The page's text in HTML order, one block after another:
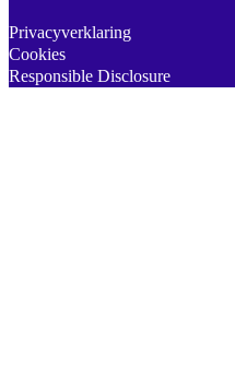
Privacyverklaring
Cookies
Responsible Disclosure